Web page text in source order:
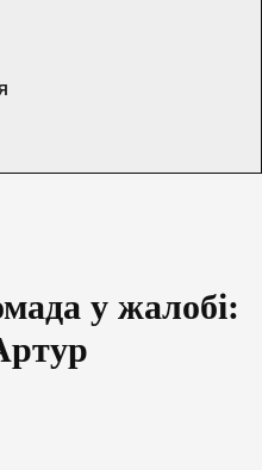
у жалобі: